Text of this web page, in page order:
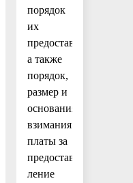
порядок
их
предоставления,
а также
порядок,
размер и
основания
взимания
платы за
предостав-
ление